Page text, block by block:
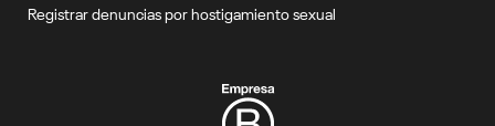
Registrar denuncias por hostigamiento sexual